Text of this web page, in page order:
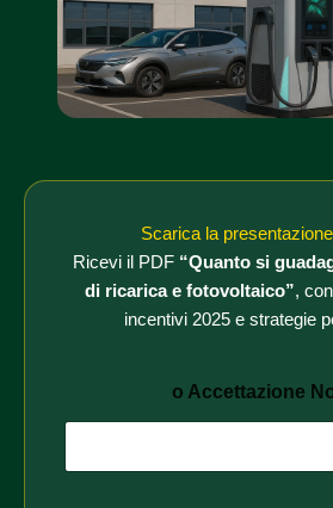
Scarica la
Ricevi il PDF “Quanto si
di ricarica e fotovoltaico”,
incentivi 2025 e strategie
o Accettazione